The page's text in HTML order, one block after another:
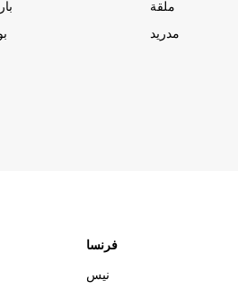
ملقة
مدريد
فرنسا
نيس